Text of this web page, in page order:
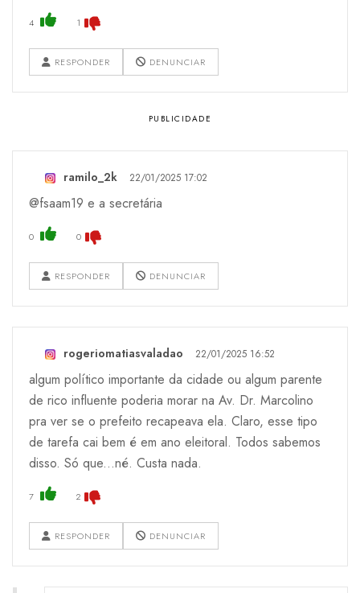
4 1
RESPONDER DENUNCIAR
ramilo_2k 22/01/2025 17:02
@fsaam19 e a secretária
0 0
RESPONDER DENUNCIAR
rogeriomatiasvaladao 22/01/2025 16:52
algum político importante da cidade ou algum parente
de rico influente poderia morar na Av. Dr. Marcolino
pra ver se o prefeito recapeava ela. Claro, esse tipo
de tarefa cai bem é em ano eleitoral. Todos sabemos
disso. Só que...né. Custa nada.
7 2
RESPONDER DENUNCIAR